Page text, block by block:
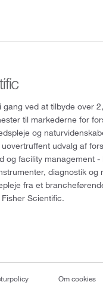
gang ved at tilbyde over
til markederne for
og
udvalg af
og facility management -
diagnostik og
fra et
Scientific.
Om cookies